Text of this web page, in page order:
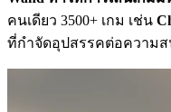
คนเดียว 3500+ เกม เช่น
ที่กำจัดอุปสรรคต่อความ